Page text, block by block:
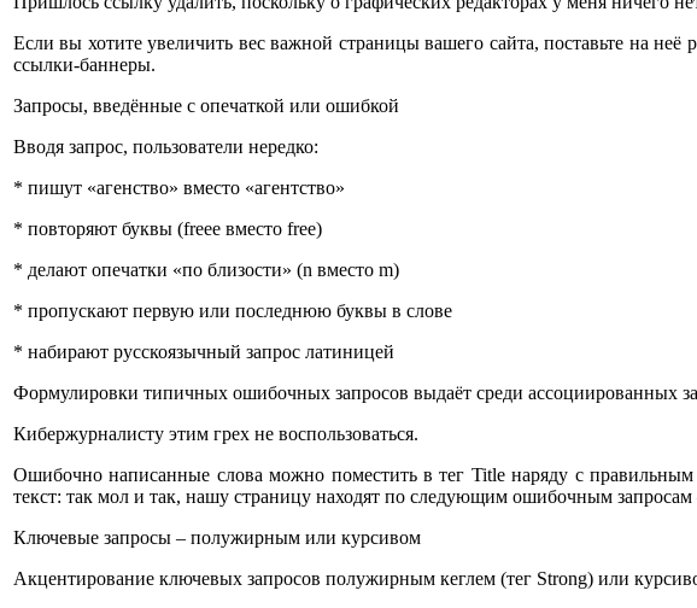
Если вы хотите увеличить вес важной страницы вашего сайта, поставьте на
ссылки-баннеры.
Запросы, введённые с опечаткой или ошибкой
Вводя запрос, пользователи нередко:
* пишут «агенство» вместо «агентство»
* повторяют буквы (freee вместо free)
* делают опечатки «по близости» (n вместо m)
* пропускают первую или последнюю буквы в слове
* набирают русскоязычный запрос латиницей
Формулировки типичных ошибочных запросов выдаёт среди ассоциированных
Кибержурналисту этим грех не воспользоваться.
Ошибочно написанные слова можно поместить в тег Title наряду с
текст: так мол и так, нашу страницу находят по следующим ошибочным
Ключевые запросы – полужирным или курсивом
Акцентирование ключевых запросов полужирным кеглем (тег Strong) или